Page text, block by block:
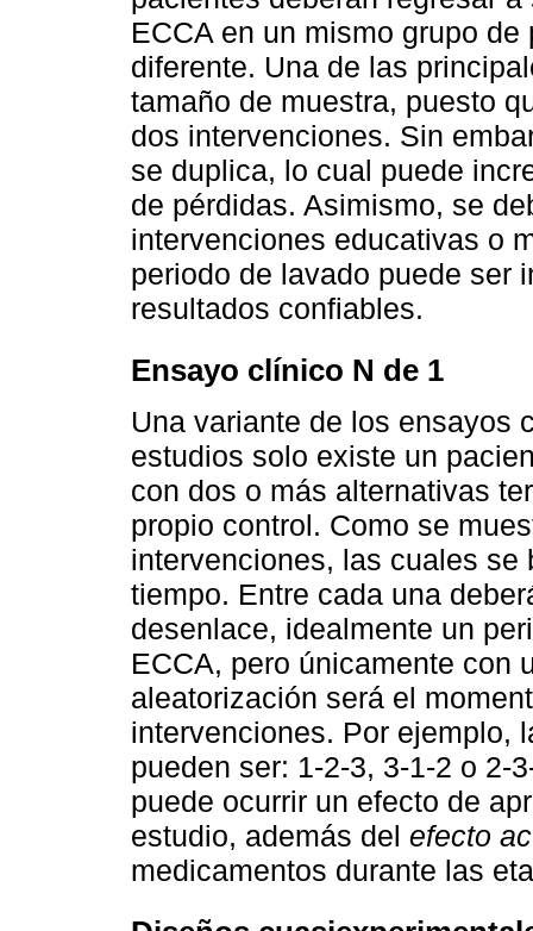
ECCA en un mismo grupo
diferente. Una de las
tamaño de muestra, puesto
dos intervenciones. Sin
se duplica, lo cual puede
de pérdidas. Asimismo, se
intervenciones educativas o
periodo de lavado puede ser
resultados confiables.
Ensayo clínico N de 1
Una variante de los ensayos
estudios solo existe un
con dos o más alternativas
propio control. Como se
intervenciones, las cuales se
tiempo. Entre cada una
desenlace, idealmente un
ECCA, pero únicamente con
aleatorización será el
intervenciones. Por ejemplo,
pueden ser: 1-2-3, 3-1-2 o 2-
puede ocurrir un efecto de
estudio, además del efecto
medicamentos durante las